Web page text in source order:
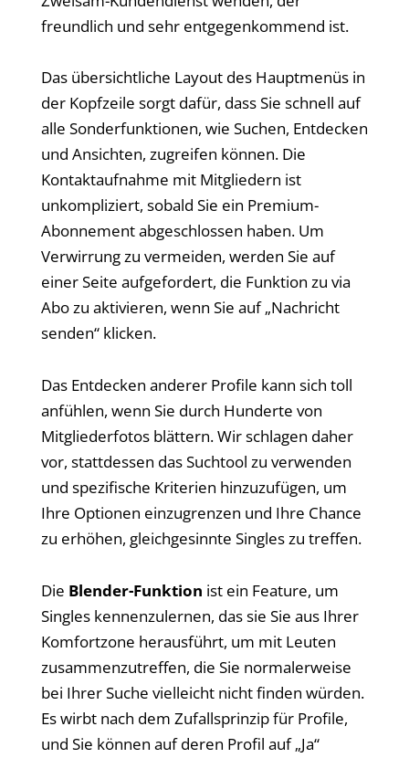
freundlich und sehr entgegenkommend ist.
Das übersichtliche Layout des Hauptmenüs in
der Kopfzeile sorgt dafür, dass Sie schnell auf
alle Sonderfunktionen, wie Suchen, Entdecken
und Ansichten, zugreifen können. Die
Kontaktaufnahme mit Mitgliedern ist
unkompliziert, sobald Sie ein Premium-
Abonnement abgeschlossen haben. Um
Verwirrung zu vermeiden, werden Sie auf
einer Seite aufgefordert, die Funktion zu via
Abo zu aktivieren, wenn Sie auf „Nachricht
senden“ klicken.
Das Entdecken anderer Profile kann sich toll
anfühlen, wenn Sie durch Hunderte von
Mitgliederfotos blättern. Wir schlagen daher
vor, stattdessen das Suchtool zu verwenden
und spezifische Kriterien hinzuzufügen, um
Ihre Optionen einzugrenzen und Ihre Chance
zu erhöhen, gleichgesinnte Singles zu treffen.
Die Blender-Funktion ist ein Feature, um
Singles kennenzulernen, das sie Sie aus Ihrer
Komfortzone herausführt, um mit Leuten
zusammenzutreffen, die Sie normalerweise
bei Ihrer Suche vielleicht nicht finden würden.
Es wirbt nach dem Zufallsprinzip für Profile,
und Sie können auf deren Profil auf „Ja“